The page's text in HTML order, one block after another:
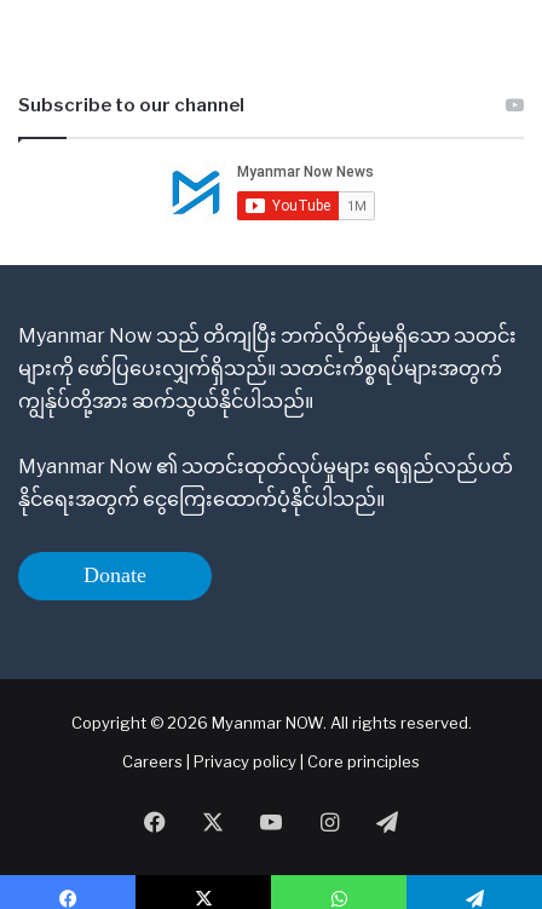
Subscribe to our channel
Myanmar Now သည် တိကျပြီး ဘက်လိုက်မှုမရှိသော သတင်း
များကို ဖော်ပြပေးလျှက်ရှိသည်။ သတင်းကိစ္စရပ်များအတွက်
ကျွန်ုပ်တို့အား ဆက်သွယ်နိုင်ပါသည်။
Myanmar Now ၏ သတင်းထုတ်လုပ်မှုများ ရေရှည်လည်ပတ်
နိုင်ရေးအတွက် ငွေကြေးထောက်ပံ့နိုင်ပါသည်။
Donate
Copyright © 2026 Myanmar NOW. All rights reserved.
Careers
Privacy policy Core principles
Facebook YouTubeInstagramTelegram